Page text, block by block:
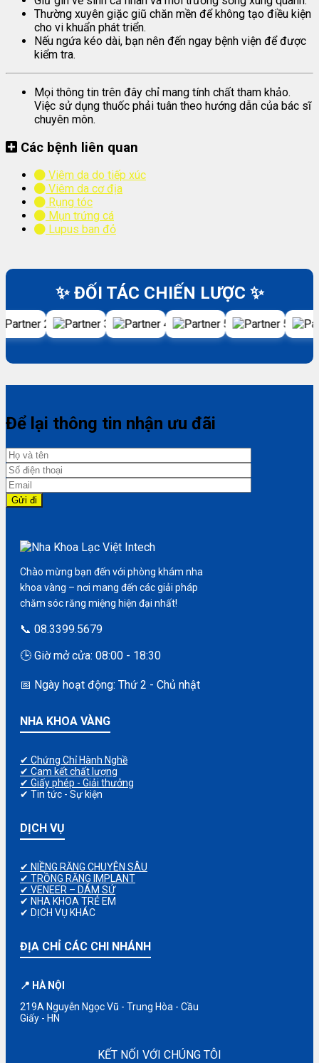
Thường xuyên giặc giũ chăn mền để không tạo điều kiện
cho vi khuẩn phát triển.
Nếu ngứa kéo dài, bạn nên đến ngay bệnh viện để được
kiểm tra.
Mọi thông tin trên đây chỉ mang tính chất tham khảo.
Việc sử dụng thuốc phải tuân theo hướng dẫn của bác sĩ
chuyên môn.
Các bệnh liên quan
Viêm da do tiếp xúc
Viêm da cơ địa
Rụng tóc
Mụn trứng cá
Lupus ban đỏ
✨ ĐỐI TÁC CHIẾN LƯỢC ✨
Để lại thông tin nhận ưu đãi
Chào mừng bạn đến với phòng khám nha
khoa vàng – nơi mang đến các giải pháp
chăm sóc răng miệng hiện đại nhất!
📞 08.3399.5679
🕒 Giờ mở cửa: 08:00 - 18:30
📅 Ngày hoạt động: Thứ 2 - Chủ nhật
NHA KHOA VÀNG
✔ Chứng Chỉ Hành Nghề
✔ Cam kết chất lượng
✔ Giấy phép - Giải thưởng
✔ Tin tức - Sự kiện
DỊCH VỤ
✔ NIỀNG RĂNG CHUYÊN SÂU
✔ TRỒNG RĂNG IMPLANT
✔ VENEER – DÁM SỨ
✔ NHA KHOA TRẺ EM
✔ DỊCH VỤ KHÁC
ĐỊA CHỈ CÁC CHI NHÁNH
📍 HÀ NỘI
219A Nguyễn Ngọc Vũ - Trung Hòa - Cầu
Giấy - HN
KẾT NỐI VỚI CHÚNG TÔI